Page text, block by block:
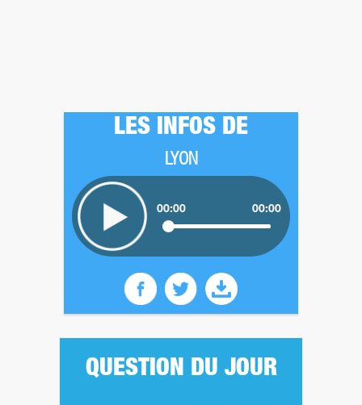
LES INFOS DE
LYON
00:00 00:00
QUESTION DU JOUR